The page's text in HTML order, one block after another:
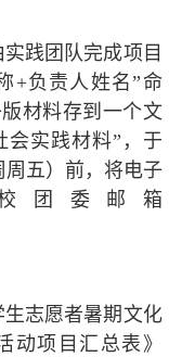
践团队完成项目
+负责人姓名”命
材料存到一个文
会实践材料”，于
周五）前，将电子
团委邮箱
志愿者暑期文化
动项目汇总表》